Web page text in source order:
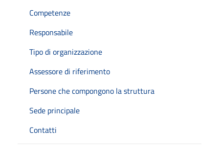
Competenze
Responsabile
Tipo di organizzazione
Assessore di riferimento
Persone che compongono la struttura
Sede principale
Contatti